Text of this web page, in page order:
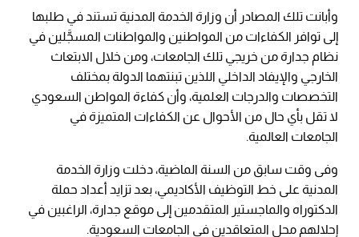
وأبانت تلك المصادر أن وزارة الخدمة المدنية تستند في طلبها
إلى توافر الكفاءات من المواطنين والمواطنات المسجَّلين في
نظام جدارة من خريجي تلك الجامعات، ومن خلال الابتعاث
الخارجي والإيفاد الداخلي اللذين تبنتهما الدولة بمختلف
التخصصات والدرجات العلمية، وأن كفاءة المواطن السعودي
لا تقل بأي حال من الأحوال عن الكفاءات المتميزة في
الجامعات العالمية.
وفى وقت سابق من السنة الماضية، دخلت وزارة الخدمة
المدنية على خط التوظيف الأكاديمي، بعد تزايد أعداد حملة
الدكتوراه والماجستير المتقدمين إلى موقع جدارة، الراغبين في
إحلالهم محل المتعاقدين في الجامعات السعودية.